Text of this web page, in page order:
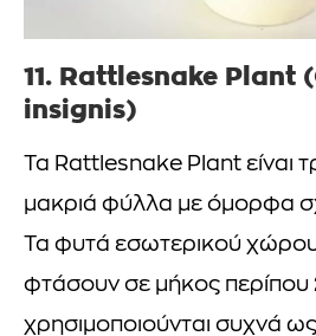
11. Rattlesnake Plant
insignis)
Τα Rattlesnake Plant είναι
μακριά φύλλα με όμορφα
Τα φυτά εσωτερικού
φτάσουν σε μήκος περίπου
χρησιμοποιούνται συχνά